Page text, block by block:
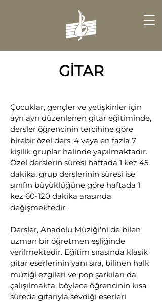
GİTAR
Çocuklar, gençler ve yetişkinler için
ayrı ayrı düzenlenen gitar eğitiminde,
dersler öğrencinin tercihine göre
birebir özel ders, 4 veya en fazla 7
kişilik gruplar halinde yapılmaktadır.
Özel derslerin süresi haftada 1 kez 45
dakika, grup derslerinin süresi ise
sınıfın büyüklüğüne göre haftada 1
kez 60-120 dakika arasında
değişmektedir.
Dersler, Anadolu Müziği'ni de bilen
uzman bir öğretmen eşliğinde
verilmektedir. Eğitim sırasında klasik
gitar eserlerinin yanı sıra, bilinen halk
müziği ezgileri ve pop şarkıları da
çalışılmakta, böylece öğrencinin kısa
sürede gitarıyla sevdiği eserleri